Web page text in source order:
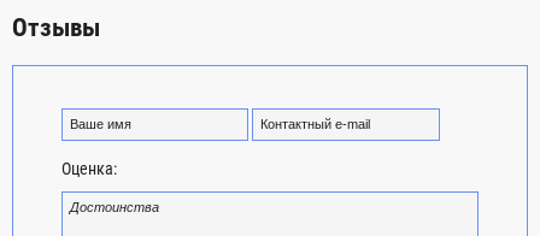
Отзывы
Оценка: